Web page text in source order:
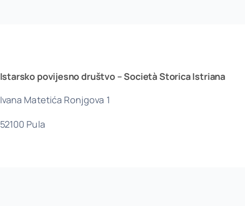
Istarsko povijesno društvo – Società Storica Istriana
Ivana Matetića Ronjgova 1
52100 Pula